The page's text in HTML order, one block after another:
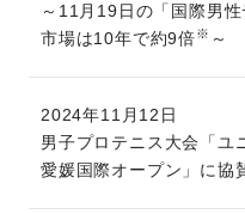
～11月19日の「国際男
市場は10年で約9倍※ ～
2024年11月12日
男子プロテニス大会「
愛媛国際オープン」に協